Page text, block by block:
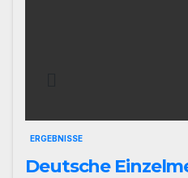
ERGEBNISSE
Deutsche